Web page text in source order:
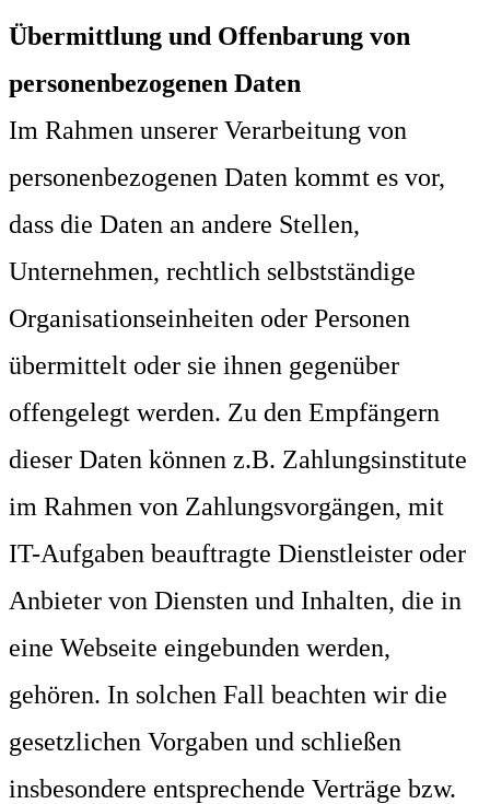
Übermittlung und Offenbarung von
personenbezogenen Daten
Im Rahmen unserer Verarbeitung von
personenbezogenen Daten kommt es vor,
dass die Daten an andere Stellen,
Unternehmen, rechtlich selbstständige
Organisationseinheiten oder Personen
übermittelt oder sie ihnen gegenüber
offengelegt werden. Zu den Empfängern
dieser Daten können z.B. Zahlungsinstitute
im Rahmen von Zahlungsvorgängen, mit
IT-Aufgaben beauftragte Dienstleister oder
Anbieter von Diensten und Inhalten, die in
eine Webseite eingebunden werden,
gehören. In solchen Fall beachten wir die
gesetzlichen Vorgaben und schließen
insbesondere entsprechende Verträge bzw.